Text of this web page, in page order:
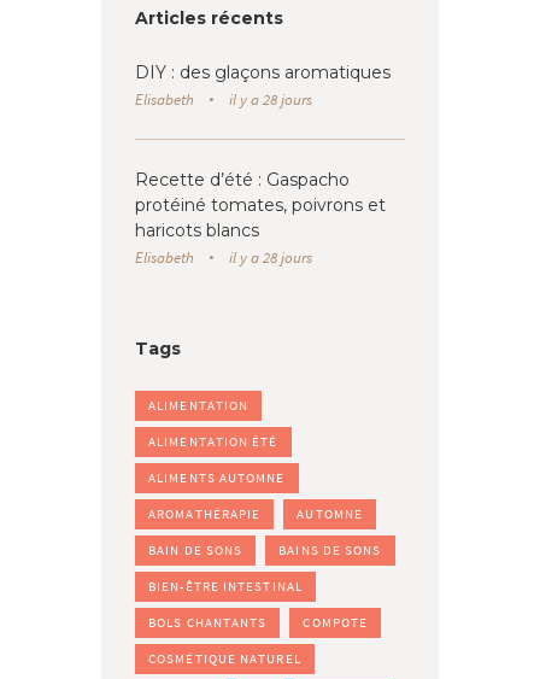
Articles récents
DIY : des glaçons aromatiques
Elisabeth il y a 28 jours
Recette d’été : Gaspacho
protéiné tomates, poivrons et
haricots blancs
Elisabeth il y a 28 jours
Tags
ALIMENTATION
ALIMENTATION ÉTÉ
ALIMENTS AUTOMNE
AROMATHÉRAPIE AUTOMNE
BAIN DE SONS BAINS DE SONS
BIEN-ÊTRE INTESTINAL
BOLS CHANTANTS COMPOTE
COSMÉTIQUE NATUREL